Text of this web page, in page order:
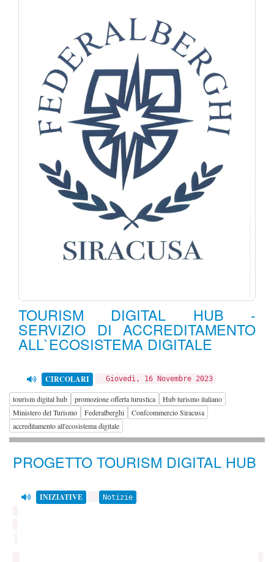
TOURISM DIGITAL HUB -
SERVIZIO DI ACCREDITAMENTO
ALL`ECOSISTEMA DIGITALE
CIRCOLARI Giovedì, 16 Novembre 2023
tourism digital hub promozione offerta turustica
Hub turismo italiano
Ministero del Turismo
Federalberghi
Confcommercio Siracusa
accreditamento all'ecosistema digitale
PROGETTO TOURISM DIGITAL HUB
INIZIATIVE Notizie